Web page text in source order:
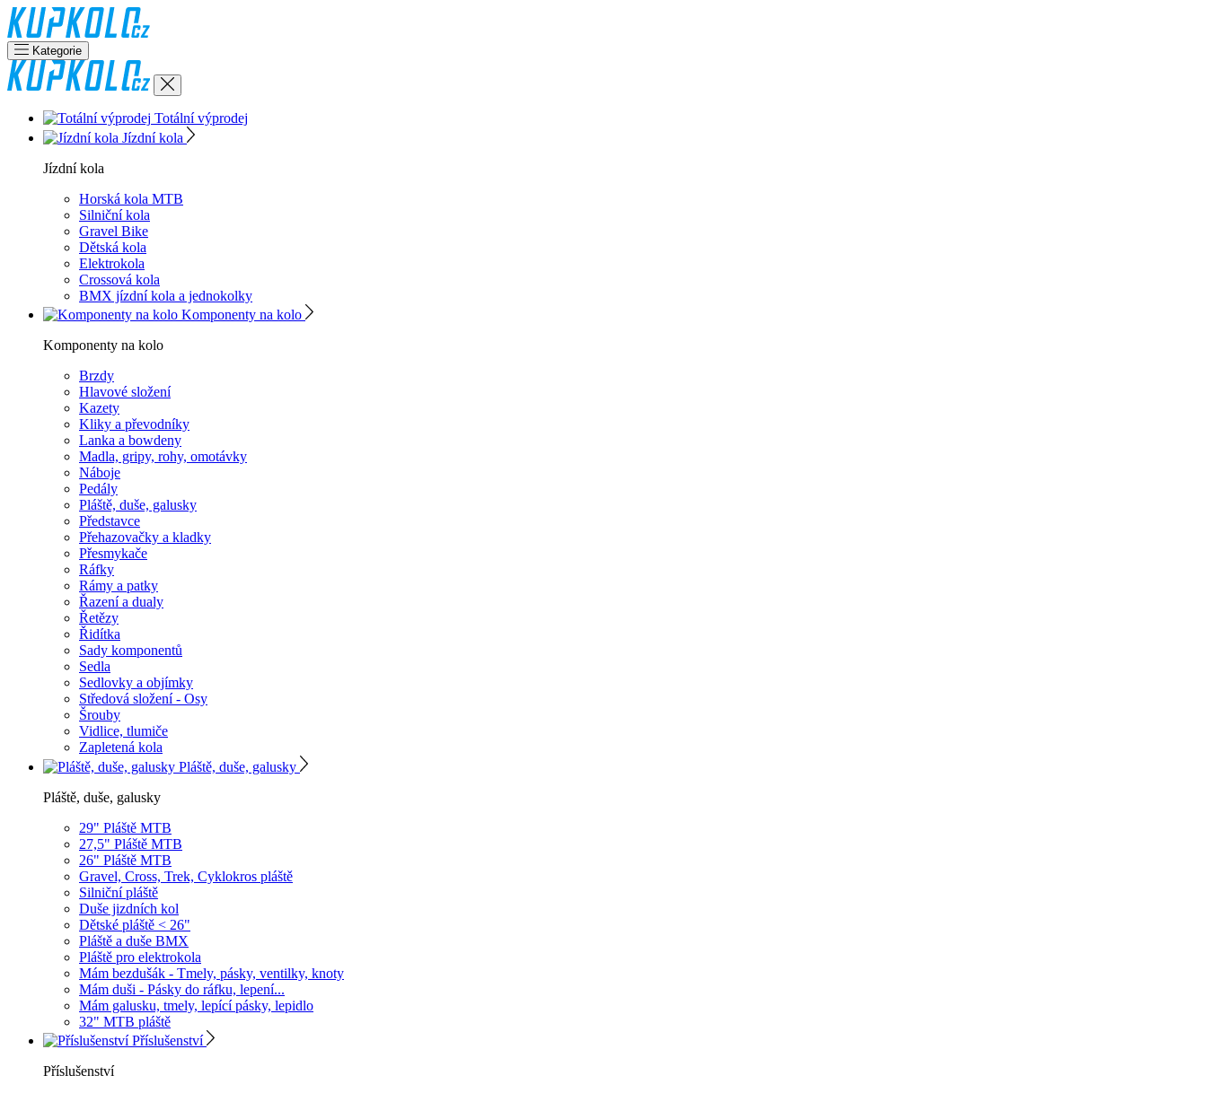
Kategorie
Totální výprodej
Jízdní kola
Jízdní kola
Horská kola MTB
Silniční kola
Gravel Bike
Dětská kola
Elektrokola
Crossová kola
BMX jízdní kola a jednokolky
Komponenty na kolo
Komponenty na kolo
Brzdy
Hlavové složení
Kazety
Kliky a převodníky
Lanka a bowdeny
Madla, gripy, rohy, omotávky
Náboje
Pedály
Pláště, duše, galusky
Představce
Přehazovačky a kladky
Přesmykače
Ráfky
Rámy a patky
Řazení a dualy
Řetězy
Řidítka
Sady komponentů
Sedla
Sedlovky a objímky
Středová složení - Osy
Šrouby
Vidlice, tlumiče
Zapletená kola
Pláště, duše, galusky
Pláště, duše, galusky
29" Pláště MTB
27,5" Pláště MTB
26" Pláště MTB
Gravel, Cross, Trek, Cyklokros pláště
Silniční pláště
Duše jizdních kol
Dětské pláště < 26"
Pláště a duše BMX
Pláště pro elektrokola
Mám bezdušák - Tmely, pásky, ventilky, knoty
Mám duši - Pásky do ráfku, lepení...
Mám galusku, tmely, lepící pásky, lepidlo
32" MTB pláště
Příslušenství
Příslušenství